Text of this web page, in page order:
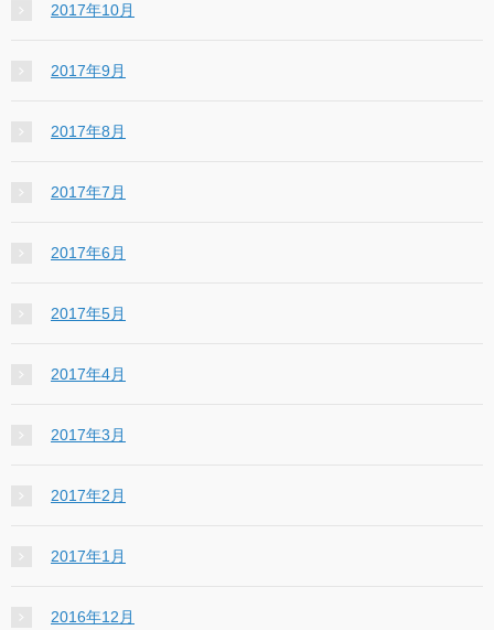
2017年10月
2017年9月
2017年8月
2017年7月
2017年6月
2017年5月
2017年4月
2017年3月
2017年2月
2017年1月
2016年12月